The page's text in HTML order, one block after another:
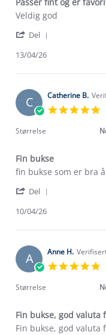
Review
Frikk
on
Apr
review
Passer
og
favoritt
Veldig god
Del
Frikk
on
13
Apr
13/04/26
C Catherine B.
Størrelse
Fin bukse
Review
Catherine
on
Apr
review
Fin
fin bukse som er bra
Del
Catherine
on
10
Apr
10/04/26
A Anne H.
Størrelse
Fin bukse, god valuta
Review
review
Fin bukse, god valuta